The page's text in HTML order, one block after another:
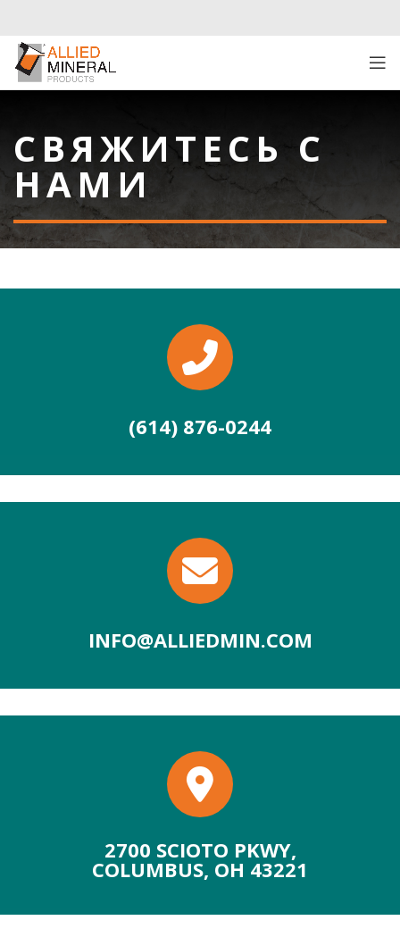
СВЯЖИТЕСЬ С
НАМИ
(614) 876-0244
INFO@ALLIEDMIN.COM
2700 SCIOTO PKWY,
COLUMBUS, OH 43221